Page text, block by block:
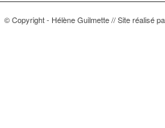
© Copyright - Hélène Guilmette // Site réalisé